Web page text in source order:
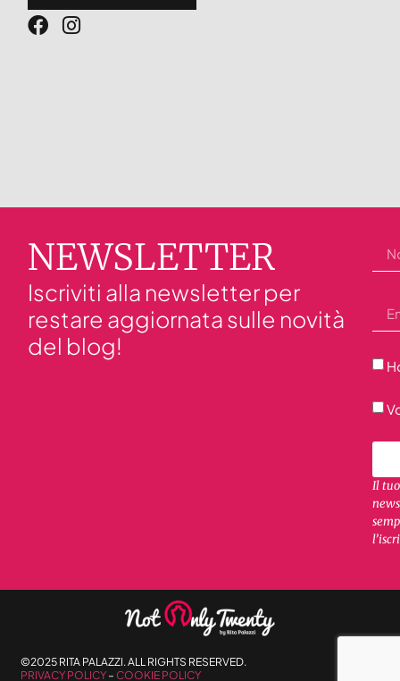
NEWSLETTER
Iscriviti alla newsletter per
restare aggiornata sulle novità
del blog!
Il
©2025 RITA PALAZZI. ALL RIGHTS RESERVED.
PRIVACY POLICY –COOKIE POLICY